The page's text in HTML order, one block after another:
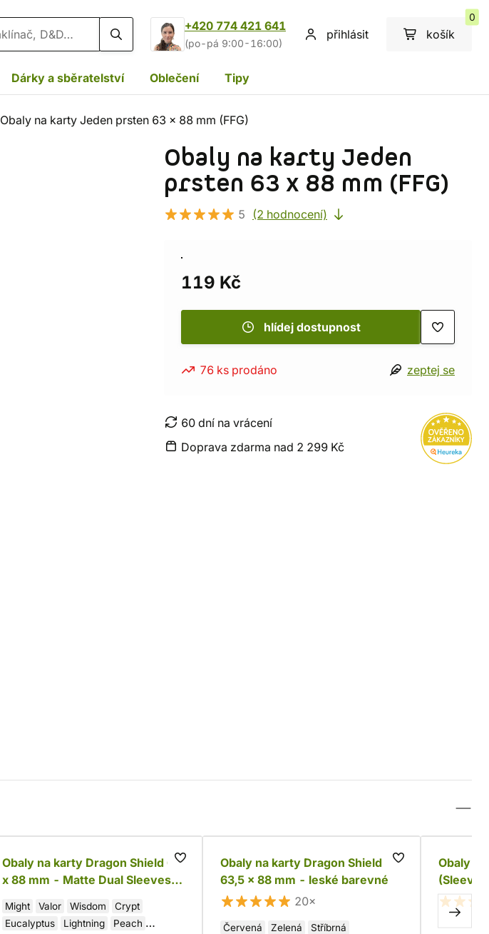
+420 774 421 641
(po-pá 9:00-16:00)
přihlásit košík
0
Dárky a sběratelství Oblečení Tipy
Obaly na karty Jeden prsten 63 x 88 mm (FFG)
Obaly na karty Jeden
prsten 63 x 88 mm (FFG)
5 (2 hodnocení)
119 Kč
hlídej dostupnost
76 ks prodáno zeptej se
60 dní na vrácení
Doprava zdarma nad 2 299 Kč
Obaly na karty Dragon Shield 63
x 88 mm - Matte Dual Sleeves
Might Valor Wisdom
Crypt
Eucalyptus
Lightning
Peach
Obaly na karty Dragon Shield
63,5 x 88 mm - leské barevné
20×
Červená Zelená
Stříbrná
Obaly
(Sleeve